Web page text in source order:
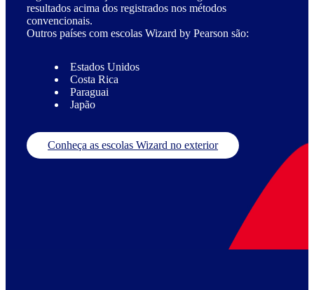
resultados acima dos registrados nos métodos
convencionais.
Outros países com escolas Wizard by Pearson são:
Estados Unidos
Costa Rica
Paraguai
Japão
Conheça as escolas Wizard no exterior